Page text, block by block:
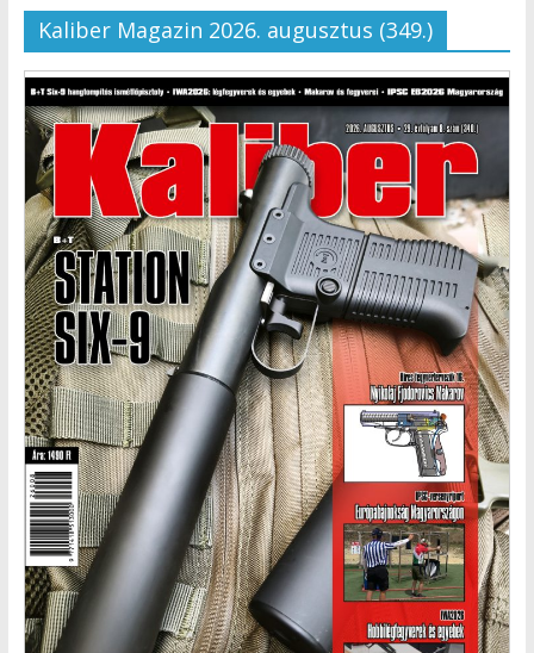
Kaliber Magazin 2026. augusztus (349.)